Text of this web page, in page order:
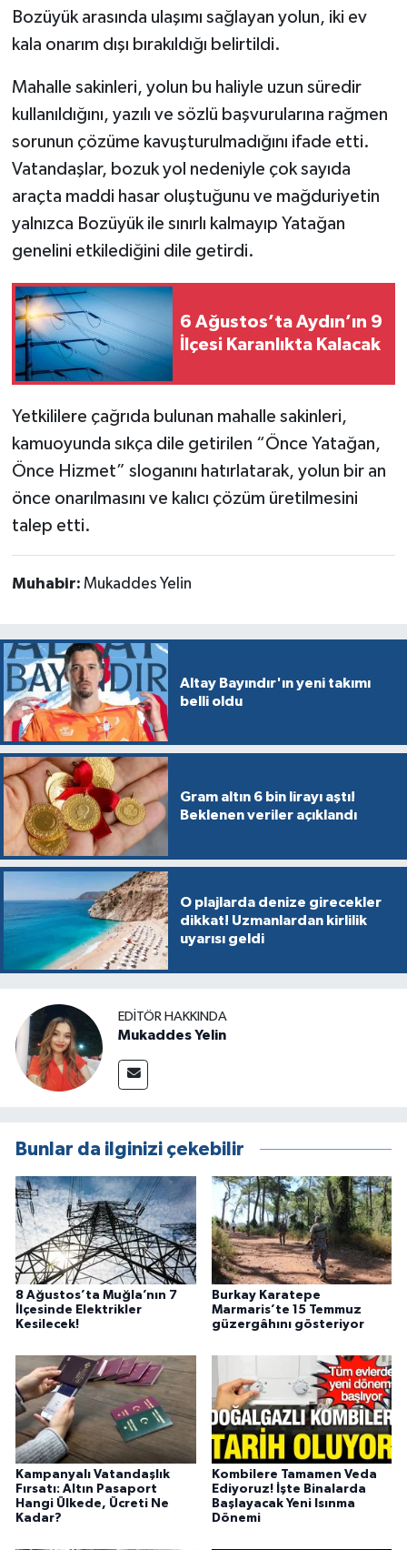
Bozüyük arasında ulaşımı sağlayan yolun, iki ev
kala onarım dışı bırakıldığı belirtildi.
Mahalle sakinleri, yolun bu haliyle uzun süredir
kullanıldığını, yazılı ve sözlü başvurularına rağmen
sorunun çözüme kavuşturulmadığını ifade etti.
Vatandaşlar, bozuk yol nedeniyle çok sayıda
araçta maddi hasar oluştuğunu ve mağduriyetin
yalnızca Bozüyük ile sınırlı kalmayıp Yatağan
genelini etkilediğini dile getirdi.
6 Ağustos’ta Aydın’ın 9
İlçesi Karanlıkta Kalacak
Yetkililere çağrıda bulunan mahalle sakinleri,
kamuoyunda sıkça dile getirilen “Önce Yatağan,
Önce Hizmet” sloganını hatırlatarak, yolun bir an
önce onarılmasını ve kalıcı çözüm üretilmesini
talep etti.
Muhabir: Mukaddes Yelin
Altay Bayındır'ın yeni takımı
belli oldu
Gram altın 6 bin lirayı aştı!
Beklenen veriler açıklandı
O plajlarda denize girecekler
dikkat! Uzmanlardan kirlilik
uyarısı geldi
EDITÖR HAKKINDA
Mukaddes Yelin
Bunlar da ilginizi çekebilir
8 Ağustos’ta Muğla’nın 7
İlçesinde Elektrikler
Kesilecek!
Burkay Karatepe
Marmaris’te 15 Temmuz
güzergâhını gösteriyor
Kampanyalı Vatandaşlık
Fırsatı: Altın Pasaport
Hangi Ülkede, Ücreti Ne
Kadar?
Kombilere Tamamen Veda
Ediyoruz! İşte Binalarda
Başlayacak Yeni Isınma
Dönemi